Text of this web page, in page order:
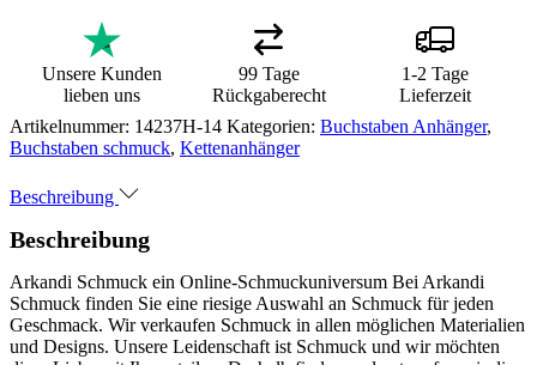
Unsere Kunden
lieben uns
99 Tage
Rückgaberecht
1-2 Tage
Lieferzeit
Artikelnummer: 14237H-14 Kategorien: Buchstaben Anhänger,
Buchstaben schmuck, Kettenanhänger
Beschreibung
Beschreibung
Arkandi Schmuck ein Online-Schmuckuniversum Bei Arkandi
Schmuck finden Sie eine riesige Auswahl an Schmuck für jeden
Geschmack. Wir verkaufen Schmuck in allen möglichen Materialien
und Designs. Unsere Leidenschaft ist Schmuck und wir möchten